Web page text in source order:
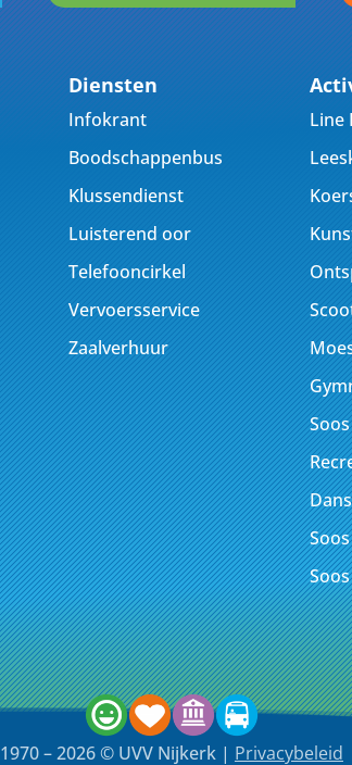
Diensten
Infokrant
Boodschappenbus
Klussendienst
Luisterend oor
Telefooncirkel
Vervoersservice
Zaalverhuur
Line
1970 – 2026 © UVV Nijkerk | Privacybeleid